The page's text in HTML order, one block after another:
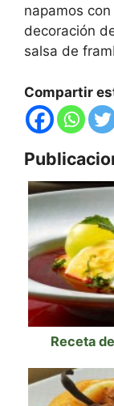
napamos
decoración
salsa de
Compartir
Receta